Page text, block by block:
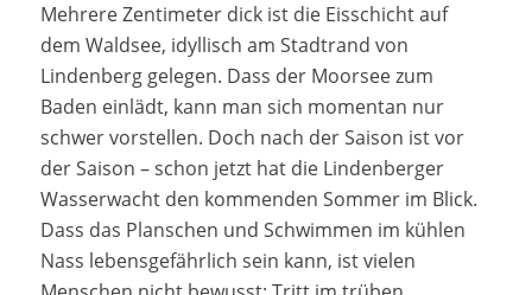
Mehrere Zentimeter dick ist die Eisschicht auf
dem Waldsee, idyllisch am Stadtrand von
Lindenberg gelegen. Dass der Moorsee zum
Baden einlädt, kann man sich momentan nur
schwer vorstellen. Doch nach der Saison ist vor
der Saison – schon jetzt hat die Lindenberger
Wasserwacht den kommenden Sommer im Blick.
Dass das Planschen und Schwimmen im kühlen
Nass lebensgefährlich sein kann, ist vielen